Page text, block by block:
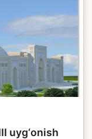
uyg‘onish